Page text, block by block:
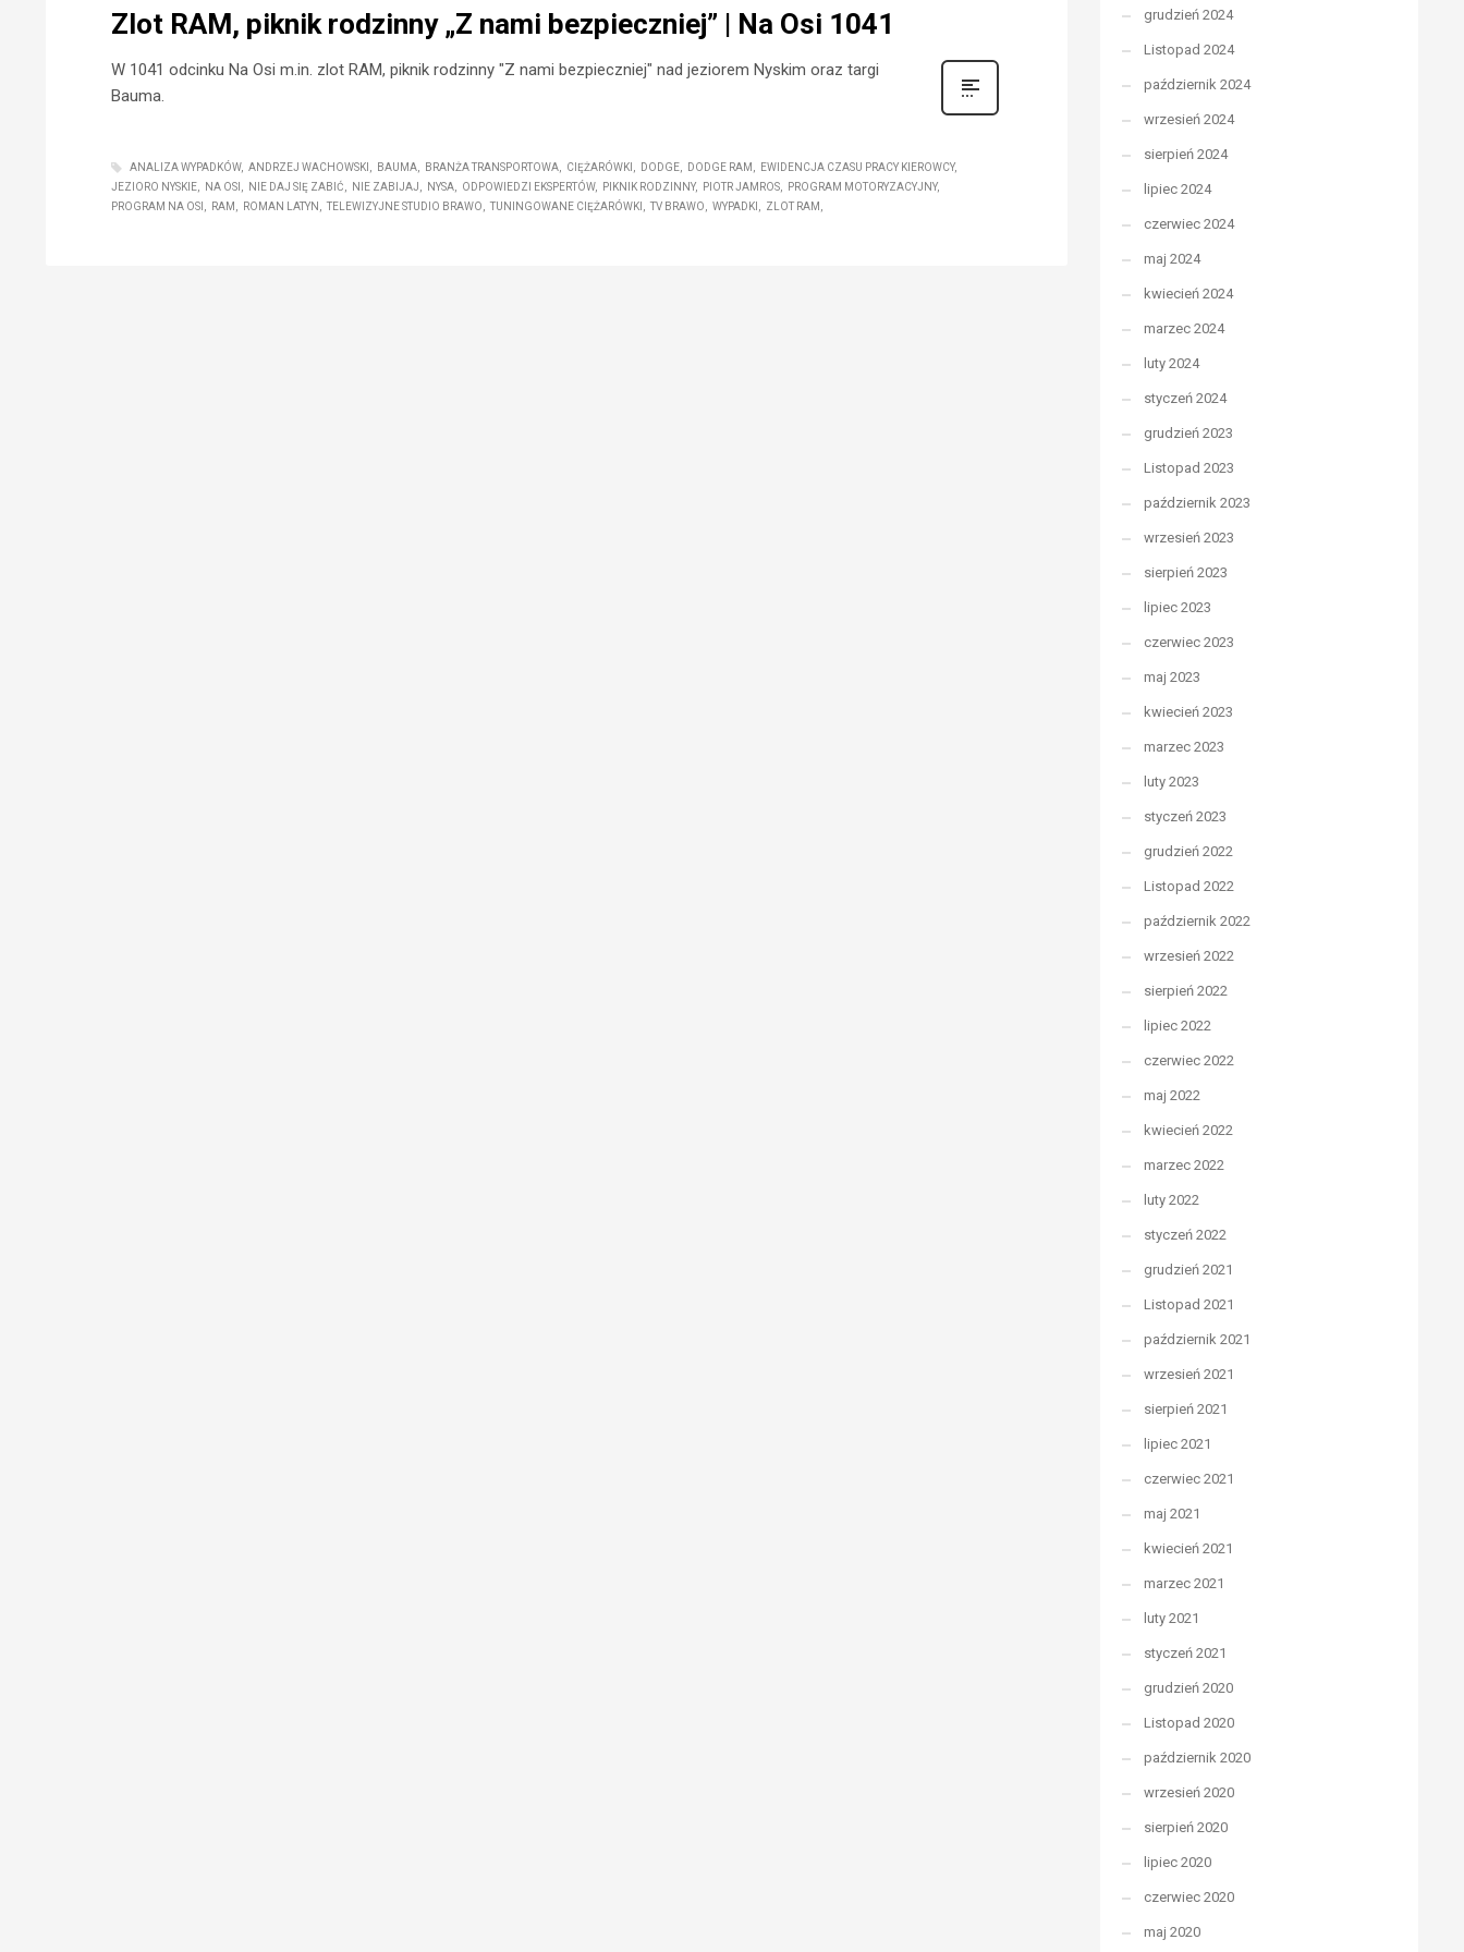
Zlot RAM, piknik rodzinny „Z nami bezpieczniej” | Na Osi 1041
W 1041 odcinku Na Osi m.in. zlot RAM, piknik rodzinny "Z nami bezpieczniej" nad jeziorem Nyskim oraz targi
Bauma.
ANALIZA WYPADKÓW ANDRZEJ WACHOWSKI BAUMA BRANŻA TRANSPORTOWA CIĘŻARÓWKI DODGE DODGE RAM
EWIDENCJA CZASU PRACY KIEROWCY
JEZIORO NYSKIE
NA OSI NIE DAJ SIĘ ZABIĆ NIE ZABIJAJ NYSA ODPOWIEDZI EKSPERTÓW PIKNIK RODZINNY PIOTR JAMROS
PROGRAM MOTORYZACYJNY
PROGRAM NA OSI
RAM ROMAN LATYN TELEWIZYJNE STUDIO BRAWO TUNINGOWANE CIĘŻARÓWKI TV BRAWO WYPADKI ZLOT RAM
grudzień 2024
Listopad 2024
październik 2024
wrzesień 2024
sierpień 2024
lipiec 2024
czerwiec 2024
maj 2024
kwiecień 2024
marzec 2024
luty 2024
styczeń 2024
grudzień 2023
Listopad 2023
październik 2023
wrzesień 2023
sierpień 2023
lipiec 2023
czerwiec 2023
maj 2023
kwiecień 2023
marzec 2023
luty 2023
styczeń 2023
grudzień 2022
Listopad 2022
październik 2022
wrzesień 2022
sierpień 2022
lipiec 2022
czerwiec 2022
maj 2022
kwiecień 2022
marzec 2022
luty 2022
styczeń 2022
grudzień 2021
Listopad 2021
październik 2021
wrzesień 2021
sierpień 2021
lipiec 2021
czerwiec 2021
maj 2021
kwiecień 2021
marzec 2021
luty 2021
styczeń 2021
grudzień 2020
Listopad 2020
październik 2020
wrzesień 2020
sierpień 2020
lipiec 2020
czerwiec 2020
maj 2020